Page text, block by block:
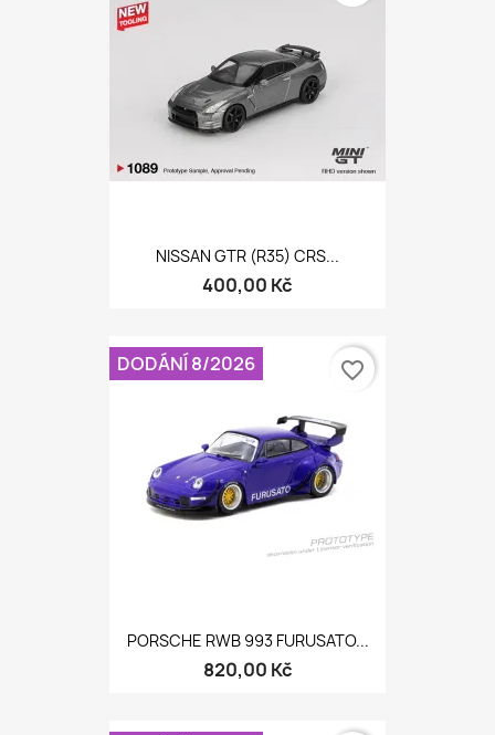
NISSAN GTR (R35) CRS...
400,00 Kč
PORSCHE RWB 993 FURUSATO...
820,00 Kč
DODÁNÍ 8/2026 favorite_border